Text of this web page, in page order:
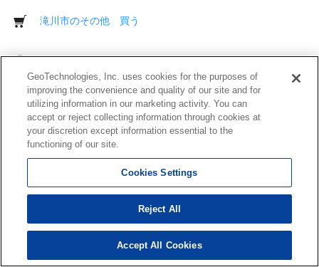
滝川市のその他 買う
滝川市の駅
滝川市のレンタカー
滝川市のガソリンスタンド
滝川市のカー用品店
滝川市の自動車修理・整備
GeoTechnologies, Inc. uses cookies for the purposes of
improving the convenience and quality of our site and for
utilizing information in our marketing activity. You can
accept or reject collecting information through cookies at
your discretion except information essential to the
functioning of our site.
Cookies Settings
Reject All
Accept All Cookies